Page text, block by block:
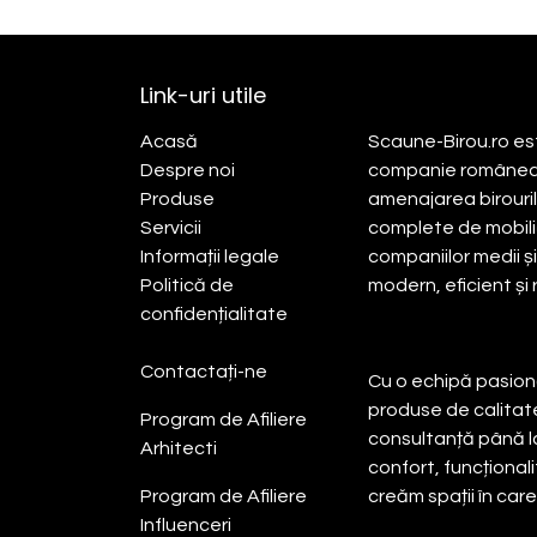
Link-uri utile
Acasă​
Despre noi
Produse
Servicii
Informații legale
Politică de
confidențialitate
Contactați-ne
Program de Afiliere
Arhitecti
Program de Afiliere
Influenceri
Scaune-Birou.ro
companie
amenajarea
complete de
companiilor medii
modern, eficient și
Cu o echipă
produse de
consultanță până
confort,
creăm spații în